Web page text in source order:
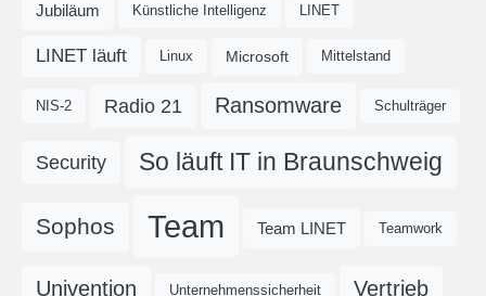
Jubiläum Künstliche Intelligenz LINET
LINET läuft Linux Microsoft Mittelstand
NIS-2 Radio 21 Ransomware Schulträger
Security So läuft IT in Braunschweig
Sophos Team Team LINET Teamwork
Univention Unternehmenssicherheit Vertrieb